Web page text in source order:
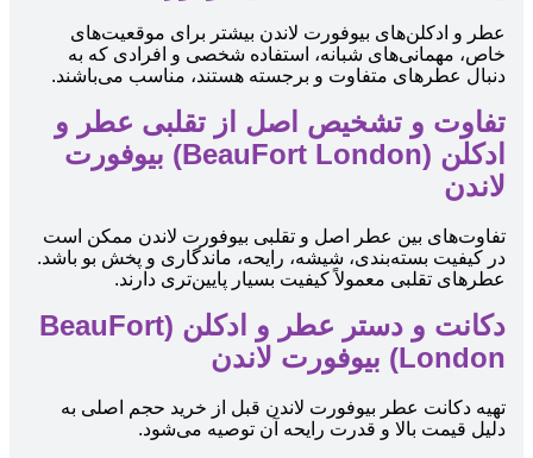
عطر و ادکلن‌های بیوفورت لاندن بیشتر برای موقعیت‌های
خاص، مهمانی‌های شبانه، استفاده شخصی و افرادی که به
دنبال عطرهای متفاوت و برجسته هستند، مناسب می‌باشند.
تفاوت و تشخیص اصل از تقلبی عطر و
ادکلن (BeauFort London) بیوفورت
لاندن
تفاوت‌های بین عطر اصل و تقلبی بیوفورت لاندن ممکن است
در کیفیت بسته‌بندی، شیشه، رایحه، ماندگاری و پخش بو باشد.
عطرهای تقلبی معمولاً کیفیت بسیار پایین‌تری دارند.
دکانت و دستر عطر و ادکلن (BeauFort
London) بیوفورت لاندن
تهیه دکانت عطر بیوفورت لاندن قبل از خرید حجم اصلی به
دلیل قیمت بالا و قدرت رایحه آن توصیه می‌شود.